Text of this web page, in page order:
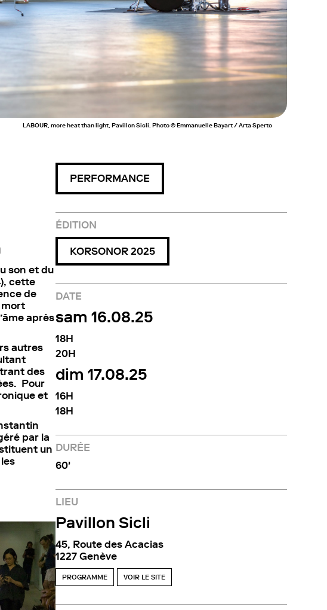
LABOUR, more heat than light, Pavillon Sicli. Photo © Emmanuelle Bayart / Arta Sperto
PERFORMANCE
ÉDITION
KORSONOR 2025
DATE
sam 16.08.25
18H
20H
dim 17.08.25
16H
18H
DURÉE
60'
LIEU
Pavillon Sicli
45, Route des Acacias
1227 Genève
PROGRAMME VOIR LE SITE
son et du
cette
de
mort
après
autres
des
Pour
et
par la
un